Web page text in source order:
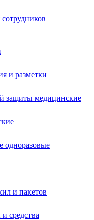
и разметки
защиты медицинские
одноразовые
и пакетов
средства